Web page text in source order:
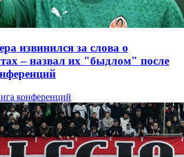
извинился за слова о
– назвал их "быдлом" после
конференций